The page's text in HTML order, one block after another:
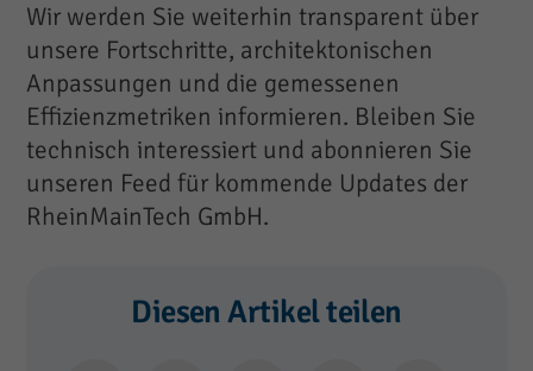
Wir werden Sie weiterhin transparent über
unsere Fortschritte, architektonischen
Anpassungen und die gemessenen
Effizienzmetriken informieren. Bleiben Sie
technisch interessiert und abonnieren Sie
unseren Feed für kommende Updates der
RheinMainTech GmbH.
Diesen Artikel teilen